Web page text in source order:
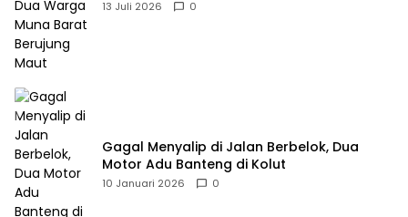
13 Juli 2026 0
Gagal Menyalip di Jalan Berbelok, Dua
Motor Adu Banteng di Kolut
10 Januari 2026 0